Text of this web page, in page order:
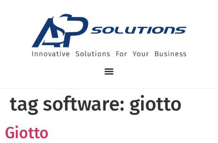
tag software: giotto
Giotto